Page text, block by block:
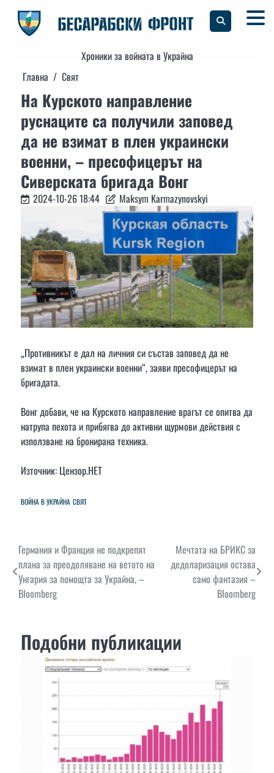
content
Хроники за войната в Украйна
Главна
Свят
На Курското направление
руснаците са получили заповед
да не взимат в плен украински
военни, – пресофицерът на
Сиверската бригада Вонг
2024-10-26 18:44 Maksym Karmazynovskyi
„Противникът е дал на личния си състав заповед да не
взимат в плен украински военни“, заяви пресофицерът на
бригадата.
Вонг добави, че на Курското направление врагът се опитва да
натрупа пехота и прибягва до активни щурмови действия с
използване на бронирана техника.
Източник: Цензор.НЕТ
ВОЙНА В УКРАЙНА СВЯТ
Навигация
Германия и Франция не подкрепят
плана за преодоляване на ветото на
Унгария за помощта за Украйна, –
Bloomberg
Мечтата на БРИКС за
дедоларизация остава
само фантазия –
Bloomberg
Подобни публикации